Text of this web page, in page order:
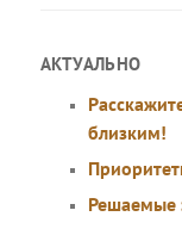
АКТУАЛЬНО
близким!
Решаемые